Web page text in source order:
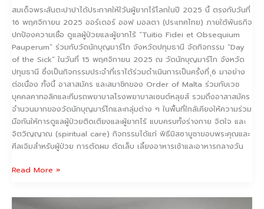
สมเด็จพระสันตะปาปาได้ประกาศให้ใวันผู้ยากไร้โลกในปี 2025 นี้ ตรงกับวันที่
16 พฤศจิกายน 2025 ออร์เดอร์ ออฟ มอลตา (ประเทศไทย) ภายใต้พันธกิจ
ปกป้องความเชื่อ ดูแลผู้ป่วยและผู้ยากไร้ “Tuitio Fidei et Obsequium
Pauperum” ร่วมกับวัดนักบุญมาร์โก จังหวัดปทุมธานี จัดกิจกรรม “Day
of the Sick” ในวันที่ 15 พฤศจิกายน 2025 ณ วัดนักบุญมาร์โก จังหวัด
ปทุมธานี ซึ่งเป็นกิจกรรมประจำที่เราได้ร่วมดำเนินการเป็นครั้งที่ ุ6 มาอย่าง
ต่อเนื่อง ทั้งนี้ อาสาสมัคร และสมาชิกของ Order of Malta ร่วมกับเวช
บุคคลคาทอลิกและทีมรถพยาบาลโรงพยาบาลเซนต์หลุยส์ รวมถึงอาสาสมัคร
จำนวนมากของวัดนักบุญมาร์โกและกลุ่มต่าง ๆ ในพื้นที่ใกล้เคียงให้ความร่วม
มือกันให้การดูแลผู้ป่วยติดเตียงและผู้ยากไร้ แบบครบทั้งร่างกาย จิตใจ และ
จิตวิญญาณ (spiritual care) กิจกรรมได้แก่ พิธีมิสซาบูชาขอบพระคุณและ
ศีลเจิมสำหรับผู้ป่วย การตัดผม ตัดเล็บ เลี้ยงอาหารเช้าและอาหารกลางวัน
ยากไร้
ณ
วัด
นัก
บุญ
มาร์
โก
Read More »